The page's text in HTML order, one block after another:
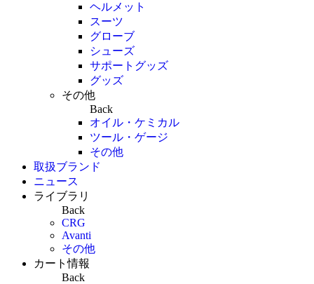
ヘルメット
スーツ
グローブ
シューズ
サポートグッズ
グッズ
その他
Back
オイル・ケミカル
ツール・ゲージ
その他
取扱ブランド
ニュース
ライブラリ
Back
CRG
Avanti
その他
カート情報
Back